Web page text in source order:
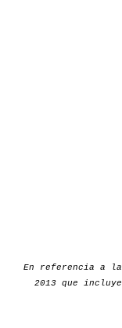
En referencia a
2013 que